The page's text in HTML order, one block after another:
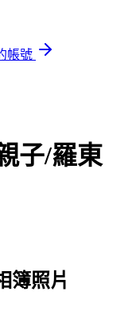
帳號
子/羅東
簿照片